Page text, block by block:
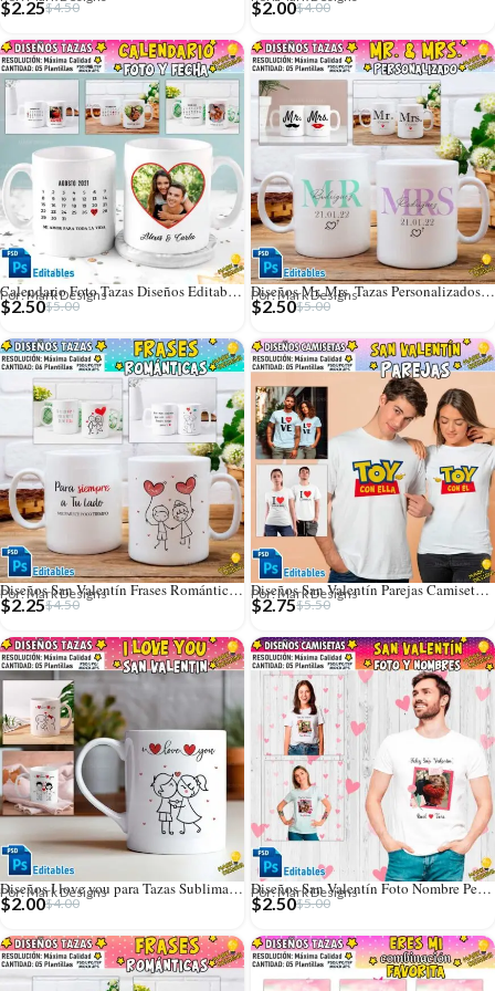
$4.50
$2.25 $4.00
$2.00
Calendario Foto Tazas Diseños Editables con Fechas
Por: Mark Designs
$5.00
$2.50
Diseños Mr. Mrs. Tazas Personalizados Editables
Por: Mark Designs
$5.00
$2.50
Diseños San Valentín Frases Románticas Tazas
Por: Mark Designs
$4.50
$2.25
Diseños San Valentín Parejas Camisetas Editables
Por: Mark Designs
$5.50
$2.75
Diseños I love you para Tazas Sublimables
Por: Mark Designs
$4.00
$2.00
Diseños San Valentín Foto Nombre Personalizado Camisetas
Por: Mark Designs
$5.00
$2.50